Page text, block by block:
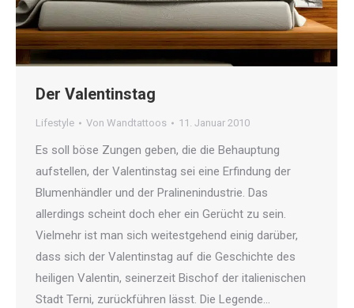
Der Valentinstag
Lifestyle Von Wandtattoos 11. Januar 2010
Es soll böse Zungen geben, die die Behauptung
aufstellen, der Valentinstag sei eine Erfindung der
Blumenhändler und der Pralinenindustrie. Das
allerdings scheint doch eher ein Gerücht zu sein.
Vielmehr ist man sich weitestgehend einig darüber,
dass sich der Valentinstag auf die Geschichte des
heiligen Valentin, seinerzeit Bischof der italienischen
Stadt Terni, zurückführen lässt. Die Legende…